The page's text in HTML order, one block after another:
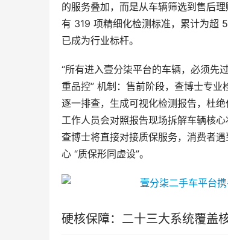
的服务叠加，而是从车辆筛选到售后
有 319 项精细化检测标准，累计为超
已成为行业标杆。
“所有进入壹分柒平台的车辆，必须先
重品控” 机制：售前阶段，查博士专
逐一排查，生成可视化检测报告，杜
工作人员会对照报告现场拆解车辆核
查博士将直接对接质保服务，消费者
心 “质保形同虚设”。
硬核保障：二十三大系统覆盖